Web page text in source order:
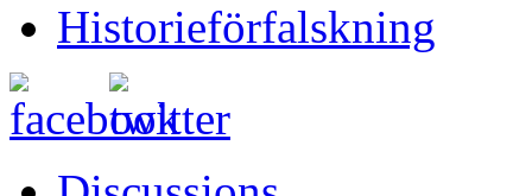
Historieförfalskning